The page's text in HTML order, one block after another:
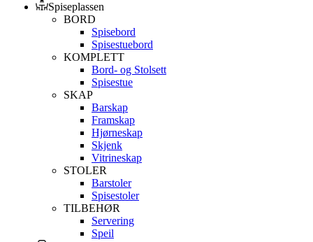
Spiseplassen
BORD
Spisebord
Spisestuebord
KOMPLETT
Bord- og Stolsett
Spisestue
SKAP
Barskap
Framskap
Hjørneskap
Skjenk
Vitrineskap
STOLER
Barstoler
Spisestoler
TILBEHØR
Servering
Speil